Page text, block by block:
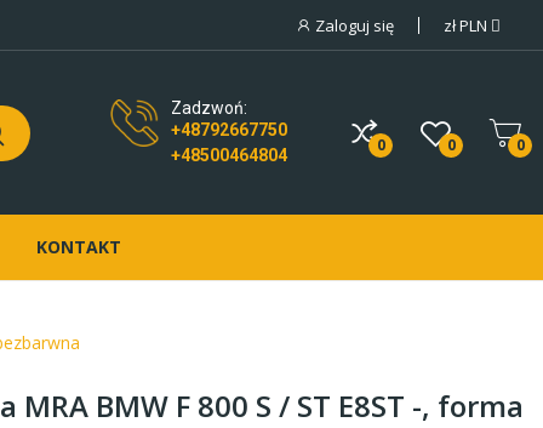
Zaloguj się złPLN
Zadzwoń:
+48792667750
+48500464804
0 0 0
KONTAKT
BMW F 800 S / ST E8ST -, forma